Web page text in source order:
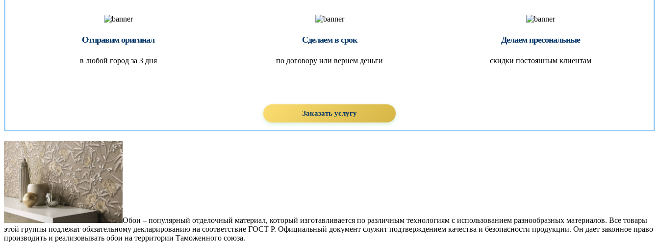
Отправим оригинал
в любой город за 3 дня
Сделаем в срок
по договору или вернем деньги
Делаем пресональные
скидки постоянным клиентам
Заказать услугу
Обои – популярный отделочный материал, который изготавливается по различным технологиям с использованием разнообразных материалов. Все товары
этой группы подлежат обязательному декларированию на соответствие ГОСТ Р. Официальный документ служит подтверждением качества и безопасности продукции. Он дает законное право
производить и реализовывать обои на территории Таможенного союза.